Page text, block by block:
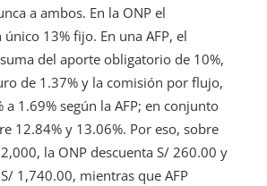
a ambos. En la ONP el
13% fijo. En una AFP, el
del aporte obligatorio de 10%,
de 1.37% y la comisión por flujo,
a 1.69% según la AFP; en conjunto
12.84% y 13.06%. Por eso, sobre
la ONP descuenta S/ 260.00 y
1,740.00, mientras que AFP